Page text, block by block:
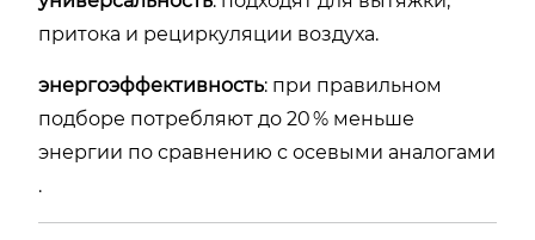
притока и рециркуляции воздуха.
энергоэффективность: при правильном
подборе потребляют до 20 % меньше
энергии по сравнению с осевыми аналогами
.